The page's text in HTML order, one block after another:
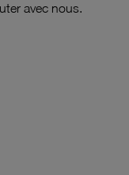
avec nous.